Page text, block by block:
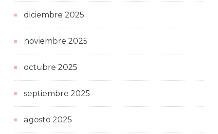
diciembre 2025
noviembre 2025
octubre 2025
septiembre 2025
agosto 2025